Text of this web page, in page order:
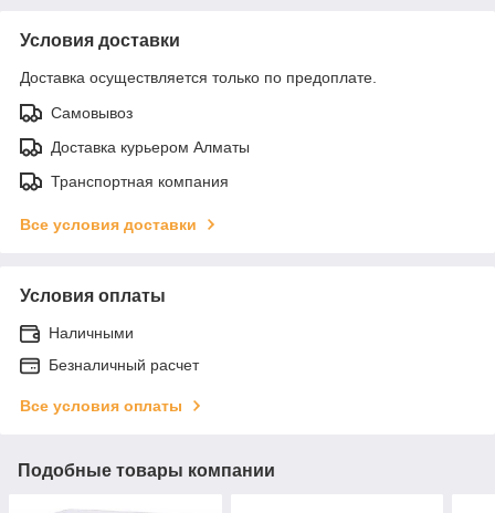
Условия доставки
Доставка осуществляется только по предоплате.
Самовывоз
Доставка курьером Алматы
Транспортная компания
Все условия доставки
Условия оплаты
Наличными
Безналичный расчет
Все условия оплаты
Подобные товары компании